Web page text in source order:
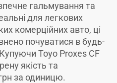
гальмування та
для легкових
комерційних авто, ці
почуватися в будь-
Toyo Proxes CF
якість та
за одиницю.